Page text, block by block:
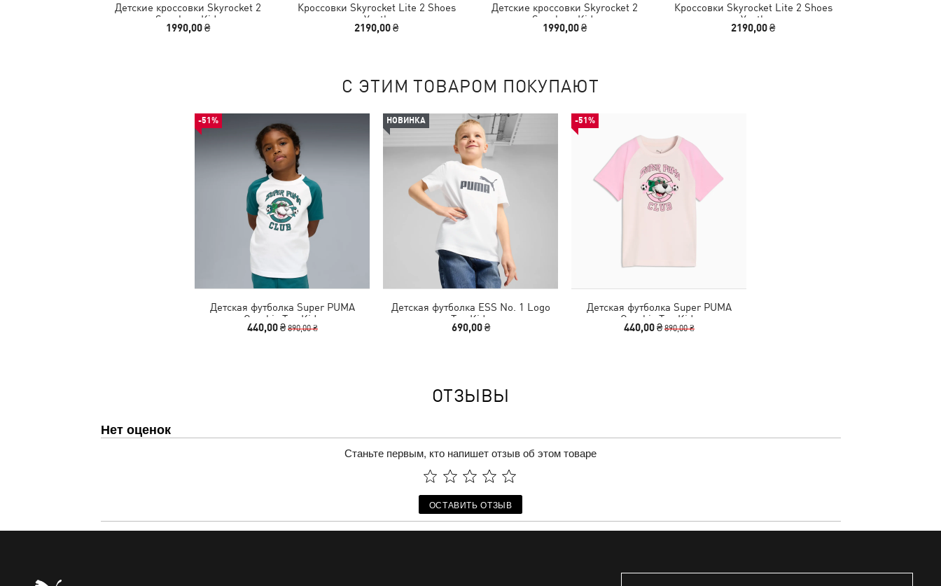
Детские кроссовки Skyrocket 2
Sneakers Kids
1990,00 ₴
Кроссовки Skyrocket Lite 2 Shoes
Youth
2190,00 ₴
Детские кроссовки Skyrocket 2
Sneakers Kids
1990,00 ₴
Кроссовки Skyrocket Lite 2 Shoes
Youth
2190,00 ₴
С ЭТИМ ТОВАРОМ ПОКУПАЮТ
-51%
Детская футболка Super PUMA
Graphic Tee Kids
440,00 ₴890,00 ₴
НОВИНКА
Детская футболка ESS No. 1 Logo
Tee Kids
690,00 ₴
-51%
Детская футболка Super PUMA
Graphic Tee Kids
440,00 ₴890,00 ₴
ОТЗЫВЫ
Нет оценок
Станьте первым, кто напишет отзыв об этом товаре
ОСТАВИТЬ ОТЗЫВ